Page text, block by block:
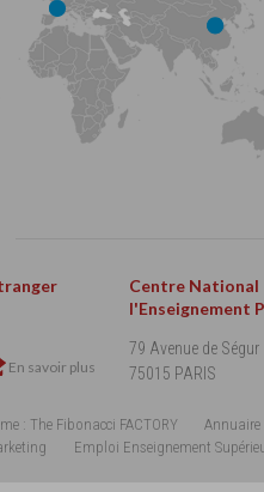
En savoir plus
Centre National
l'Enseignement
79 Avenue de Ségur
75015 PARIS
: The Fibonacci FACTORY
Annuaire
Emploi Enseignement